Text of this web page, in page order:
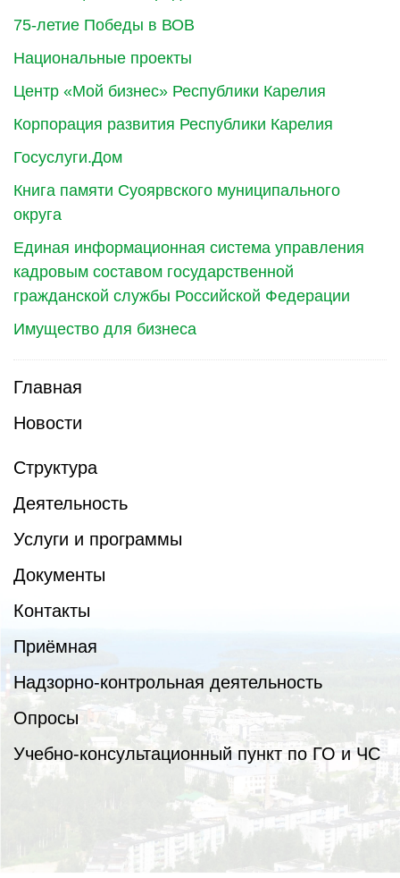
75-летие Победы в ВОВ
Национальные проекты
Центр «Мой бизнес» Республики Карелия
Корпорация развития Республики Карелия
Госуслуги.Дом
Книга памяти Суоярвского муниципального
округа
Единая информационная система управления
кадровым составом государственной
гражданской службы Российской Федерации
Имущество для бизнеса
Главная
Новости
Структура
Деятельность
Услуги и программы
Документы
Контакты
Приёмная
Надзорно-контрольная деятельность
Опросы
Учебно-консультационный пункт по ГО и ЧС